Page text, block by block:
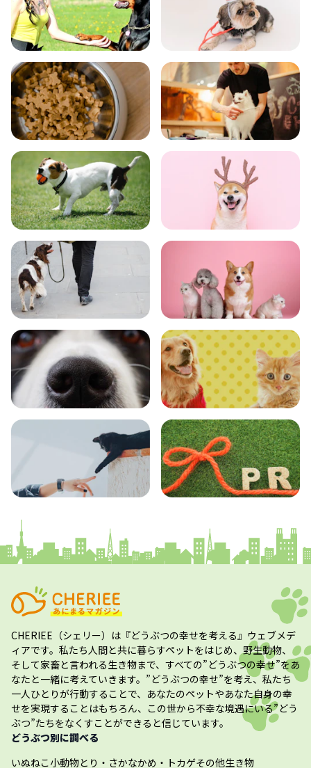
飼い方 健康
食事 お手入れ
トレーニング グッズ
おでかけ 図鑑
エンタメ クイズ
CHERIEE（シェリー） は『どうぶつの幸せを考える』ウェブメデ
ィアです。私たち人間と共に暮らすペットをはじめ、野生動物、
そして家畜と言われる生き物まで、すべての”どうぶつの幸せ”をあ
なたと一緒に考えていきます。”どうぶつの幸せ”を考え、私たち
一人ひとりが行動することで、あなたのペットやあなた自身の幸
せを実現することはもちろん、この世から不幸な境遇にいる”どう
ぶつ”たちをなくすことができると信じています。
どうぶつ別に調べる
いぬねこ小動物とり・さかなかめ・トカゲその他生き物